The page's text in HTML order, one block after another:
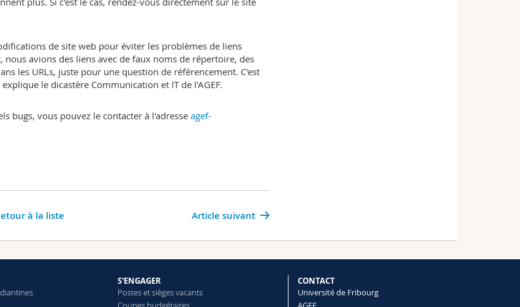
de site web pour éviter les problèmes de liens
avions des liens avec de faux noms de répertoire, des
les URLs, juste pour une question de référencement. C'est
le dicastère Communication et IT de l'AGEF.
bugs, vous pouvez le contacter à l'adresseagef-
Article suivant
à la liste
S'ENGAGER
Postes et sièges vacants
CONTACT
Université de Fribourg